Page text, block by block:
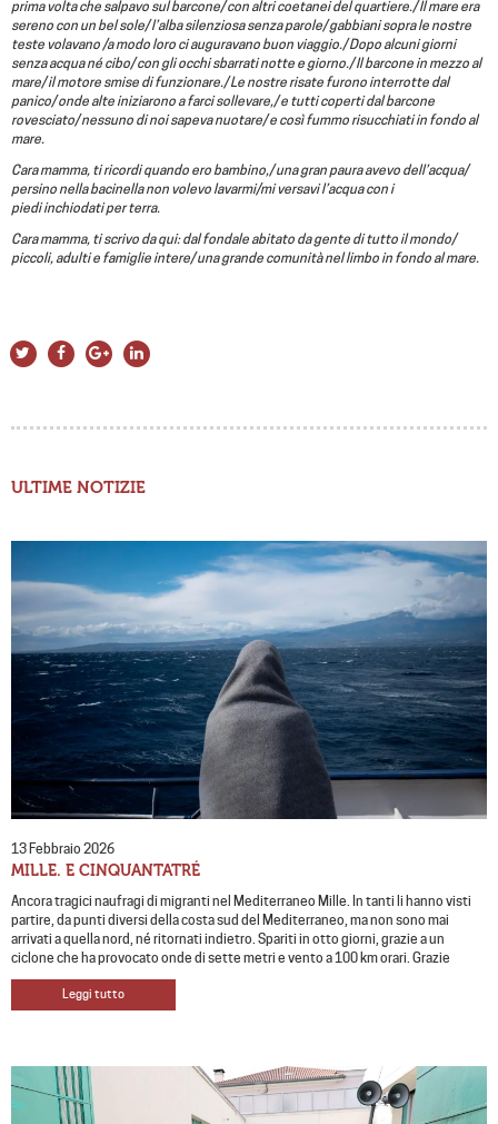
prima volta che salpavo sul barcone/ con altri coetanei del quartiere./ Il mare era
sereno con un bel sole/ l’alba silenziosa senza parole/ gabbiani sopra le nostre
teste volavano /a modo loro ci auguravano buon viaggio./ Dopo alcuni giorni
senza acqua né cibo/ con gli occhi sbarrati notte e giorno./ Il barcone in mezzo al
mare/ il motore smise di funzionare./ Le nostre risate furono interrotte dal
panico/ onde alte iniziarono a farci sollevare,/ e tutti coperti dal barcone
rovesciato/ nessuno di noi sapeva nuotare/ e così fummo risucchiati in fondo al
mare.
Cara mamma, ti ricordi quando ero bambino,/ una gran paura avevo dell’acqua/
persino nella bacinella non volevo lavarmi/mi versavi l’acqua con i
piediinchiodati per terra.
Cara mamma, ti scrivo da qui: dal fondale abitato da gente di tutto il mondo/
piccoli, adulti e famiglie intere/ una grande comunità nel limbo in fondo al mare.
ULTIME NOTIZIE
13 Febbraio 2026
MILLE. E CINQUANTATRÉ
Ancora tragici naufragi di migranti nel Mediterraneo Mille. In tanti li hanno visti
partire, da punti diversi della costa sud del Mediterraneo, ma non sono mai
arrivati a quella nord, né ritornati indietro. Spariti in otto giorni, grazie a un
ciclone che ha provocato onde di sette metri e vento a 100 km orari. Grazie
Leggi tutto